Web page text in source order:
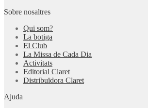
Sobre nosaltres
Qui som?
La botiga
El Club
La Missa de Cada Dia
Activitats
Editorial Claret
Distribuïdora Claret
Ajuda